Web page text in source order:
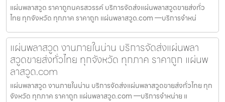
แผ่นพลาสวูด ราคาถูกนครสวรรค์ บริการจัดส่งแผ่นพลาสวูดขายส่งทั่ว
ไทย ทุกจังหวัด ทุกภาค ราคาถูก แผ่นพลาสวูด.com —บริการจำหน่
แผ่นพลาสวูด งานภายในน่าน บริการจัดส่งแผ่นพลา
สวูดขายส่งทั่วไทย ทุกจังหวัด ทุกภาค ราคาถูก แผ่นพ
ลาสวูด.com
แผ่นพลาสวูด งานภายในน่าน บริการจัดส่งแผ่นพลาสวูดขายส่งทั่วไทย ทุก
จังหวัด ทุกภาค ราคาถูก แผ่นพลาสวูด.com —บริการจำหน่าย แ